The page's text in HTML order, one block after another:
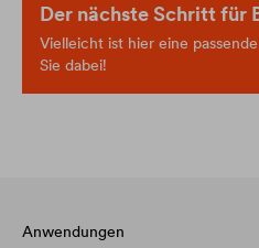
Der nächste Schritt für
Vielleicht ist hier eine
Sie dabei!
Anwendungen